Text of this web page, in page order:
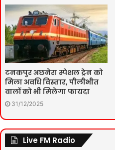
टनकपुर अछनेरा स्पेशल ट्रेन को
मिला अवधि विस्तार, पीलीभीत
वालों को भी मिलेगा फायदा
31/12/2025
Live FM Radio